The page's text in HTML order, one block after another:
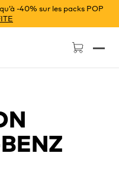
-40% sur les packs POP